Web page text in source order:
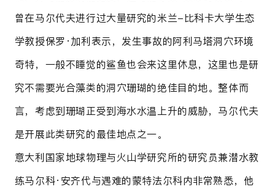
曾在马尔代夫进行过大量研究的米兰-比科卡大学生态
学教授保罗·加利表示，发生事故的阿利马塔洞穴环境
奇特，一般不睡觉的鲨鱼也会来这里休息，这里也是研
究不需要光合藻类的洞穴珊瑚的绝佳目的地。整体而
言，考虑到珊瑚正受到海水水温上升的威胁，马尔代夫
是开展此类研究的最佳地点之一。
意大利国家地球物理与火山学研究所的研究员兼潜水教
练马尔科·安齐代与遇难的蒙特法尔科内非常熟悉，他